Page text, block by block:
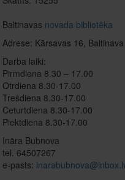
Baltinavas novada bibliotēka
Adrese: Kārsavas 16, Baltinava
Darba laiki:
Pirmdiena 8.30 – 17.00
Otrdiena 8.30-17.00
Trešdiena 8.30-17.00
Ceturtdiena 8.30-17.00
Piektdiena 8.30-17.00
Ināra Bubnova
tel. 64507267
e-pasts: